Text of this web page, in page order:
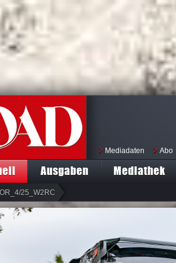
Mediadaten Abo
Ausgaben Mediathek
OR_4/25_W2RC